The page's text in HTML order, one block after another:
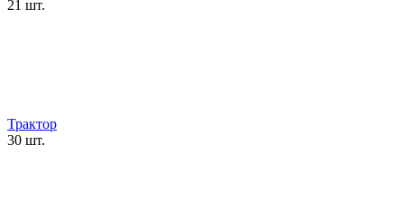
21 шт.
Трактор
30 шт.